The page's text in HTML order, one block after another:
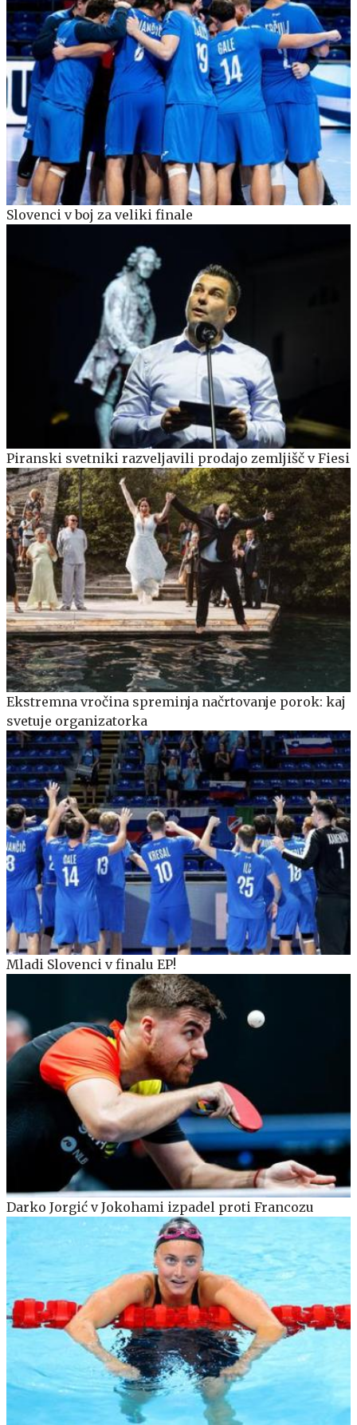
Slovenci v boj za veliki finale
Piranski svetniki razveljavili prodajo zemljišč v Fiesi
Ekstremna vročina spreminja načrtovanje porok: kaj
svetuje organizatorka
Mladi Slovenci v finalu EP!
Darko Jorgić v Jokohami izpadel proti Francozu